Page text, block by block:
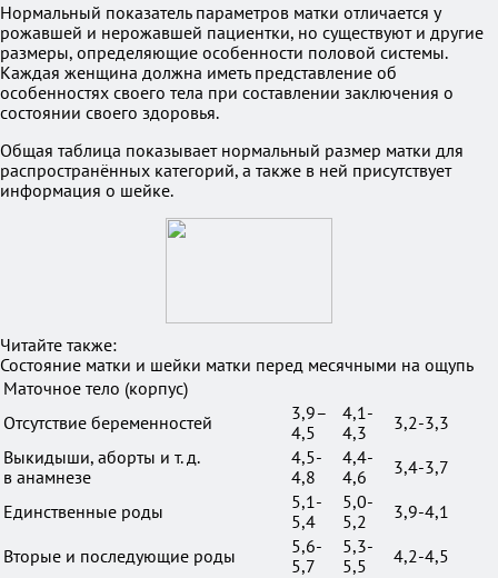
Нормальный показатель параметров матки отличается у
рожавшей и нерожавшей пациентки, но существуют и другие
размеры, определяющие особенности половой системы.
Каждая женщина должна иметь представление об
особенностях своего тела при составлении заключения о
состоянии своего здоровья.
Общая таблица показывает нормальный размер матки для
распространённых категорий, а также в ней присутствует
информация о шейке.
Читайте также:
Состояние матки и шейки матки перед месячными на ощупь
Маточное тело (корпус)
Отсутствие беременностей
3,9–
4,5
4,1-
4,3
3,2-3,3
Выкидыши, аборты и т. д.
в анамнезе
4,5-
4,8
4,4-
4,6
3,4-3,7
Единственные роды
5,1-
5,4
5,0-
5,2
3,9-4,1
Вторые и последующие роды
5,6-
5,7
5,3-
5,5
4,2-4,5